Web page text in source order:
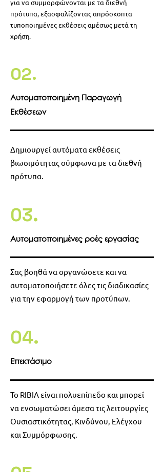
για να συμμορφώνονται με τα διεθνή
πρότυπα, εξασφαλίζοντας απρόσκοπτα
τυποποιημένες εκθέσεις αμέσως μετά τη
χρήση.
02.
Αυτοματοποιημένη Παραγωγή
Εκθέσεων
Δημιουργεί αυτόματα εκθέσεις
βιωσιμότητας σύμφωνα με τα διεθνή
πρότυπα.
03.
Αυτοματοποιημένες ροές εργασίας
Σας βοηθά να οργανώσετε και να
αυτοματοποιήσετε όλες τις διαδικασίες
για την εφαρμογή των προτύπων.
04.
Επεκτάσιμο
Το RIBIA είναι πολυεπίπεδο και μπορεί
να ενσωματώσει άμεσα τις λειτουργίες
Ουσιαστικότητας, Κινδύνου, Ελέγχου
και Συμμόρφωσης.